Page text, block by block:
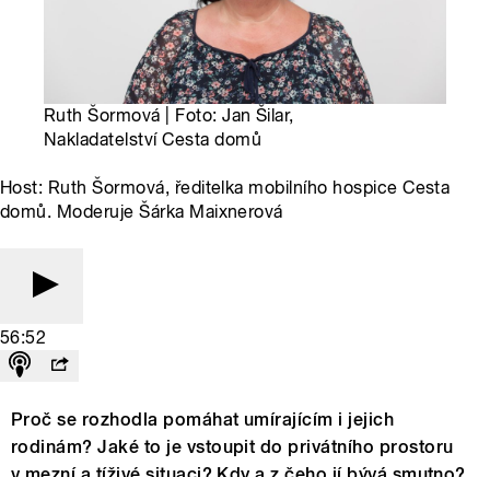
Ruth Šormová | Foto: Jan Šilar,
Nakladatelství Cesta domů
Host: Ruth Šormová, ředitelka mobilního hospice Cesta
domů. Moderuje Šárka Maixnerová
56:52
Proč se rozhodla pomáhat umírajícím i jejich
rodinám? Jaké to je vstoupit do privátního prostoru